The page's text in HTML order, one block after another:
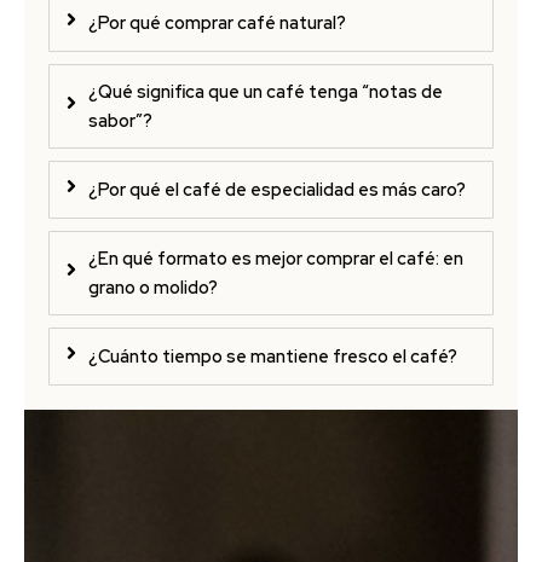
¿Por qué comprar café natural?
¿Qué significa que un café tenga “notas de
sabor”?
¿Por qué el café de especialidad es más caro?
¿En qué formato es mejor comprar el café: en
grano o molido?
¿Cuánto tiempo se mantiene fresco el café?